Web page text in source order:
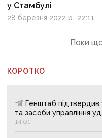
у Стамбулі
28 березня 2022 р., 22:11
Поки
КОРОТКО
Генштаб підтвердив
та засоби управління
14:01